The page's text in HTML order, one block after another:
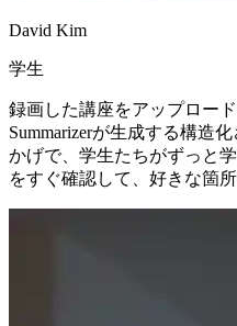
David Kim
学生
録画した講座をアップロー
Summarizerが生成する構造
かげで、学生たちがずっと
をすぐ確認して、好きな箇